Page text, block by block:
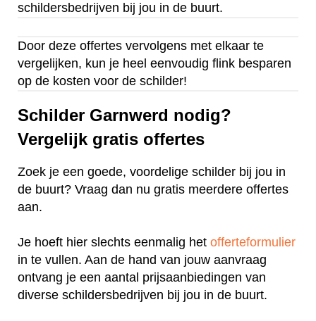
schildersbedrijven bij jou in de buurt.
Door deze offertes vervolgens met elkaar te
vergelijken, kun je heel eenvoudig flink besparen
op de kosten voor de schilder!
Schilder Garnwerd nodig?
Vergelijk gratis offertes
Zoek je een goede, voordelige schilder bij jou in
de buurt? Vraag dan nu gratis meerdere offertes
aan.
Je hoeft hier slechts eenmalig het offerteformulier
in te vullen. Aan de hand van jouw aanvraag
ontvang je een aantal prijsaanbiedingen van
diverse schildersbedrijven bij jou in de buurt.